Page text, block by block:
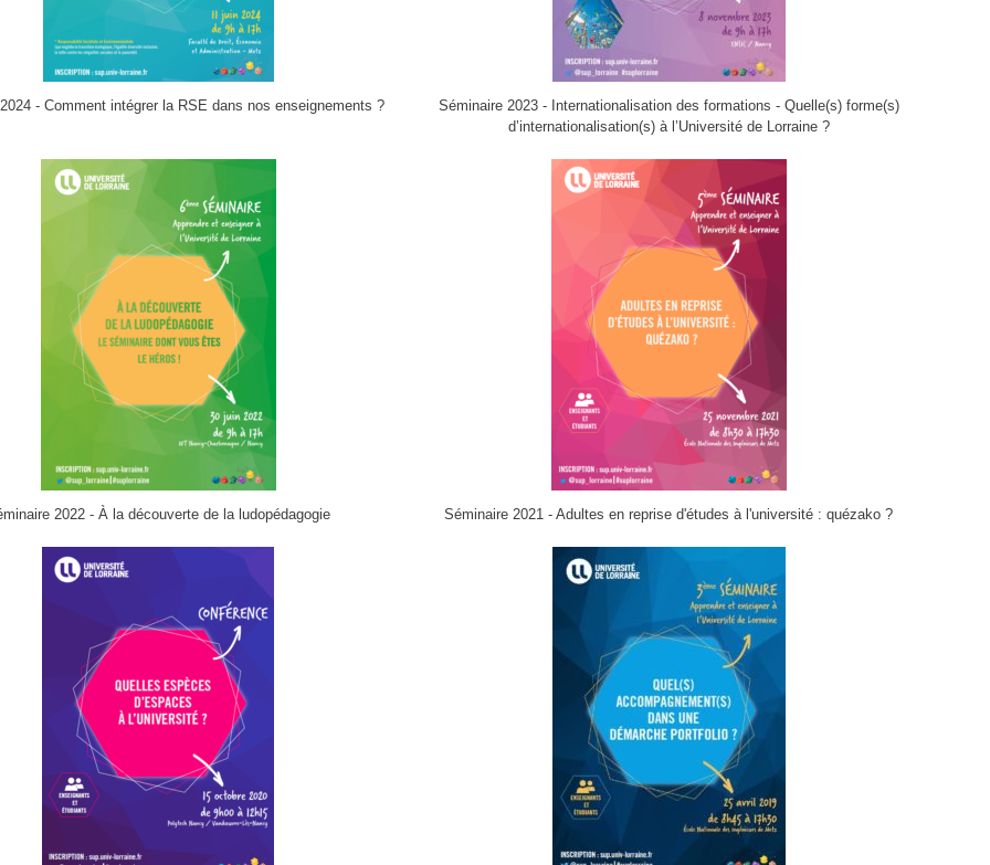
- Comment intégrer la RSE dans nos enseignements ?
Séminaire 2023 - Internationalisation des formations - Quelle(s) forme(s)
d’internationalisation(s) à l’Université de Lorraine ?
2022 - À la découverte de la ludopédagogie Séminaire 2021 - Adultes en reprise d'études à l'université : quézako ?